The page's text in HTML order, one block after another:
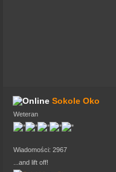
Sokole Oko
Weteran
Wiadomości: 2967
...and lift off!